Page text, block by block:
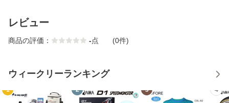
レビュー
商品の評価： -点 (0件)
ウィークリーランキング
1 2 3 4